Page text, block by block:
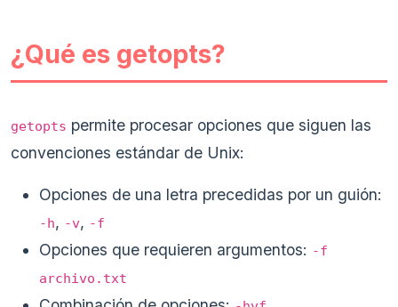
¿Qué es getopts?
getopts permite procesar opciones que siguen las
convenciones estándar de Unix:
Opciones de una letra precedidas por un guión:
-h, -v, -f
Opciones que requieren argumentos: -f
archivo.txt